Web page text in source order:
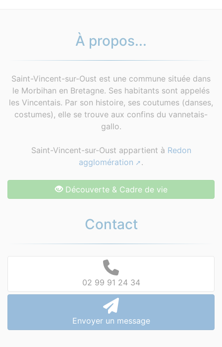
À propos...
Saint-Vincent-sur-Oust est une commune située dans
le Morbihan en Bretagne. Ses habitants sont appelés
les Vincentais. Par son histoire, ses coutumes (danses,
costumes), elle se trouve aux confins du vannetais-
gallo.
Saint-Vincent-sur-Oust appartient à Redon
agglomération
.
Découverte & Cadre de vie
Contact
02 99 91 24 34
Envoyer un message